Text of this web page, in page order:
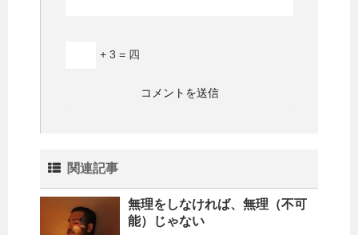
+ 3 = 四
関連記事
無理をしなければ、無理（不可
能）じゃない